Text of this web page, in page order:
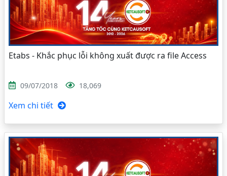
Etabs - Khắc phục lỗi không xuất được ra file Access
09/07/2018 18,069
Xem chi tiết